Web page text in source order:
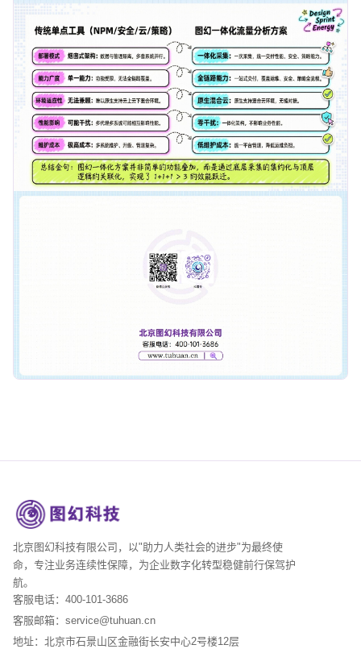
北京图幻科技有限公司，以"助力人类社会的进步"为最终使
命，专注业务连续性保障，为企业数字化转型稳健前行保驾护
航。
客服电话：400-101-3686
客服邮箱：service@tuhuan.cn
地址：北京市石景山区金融街长安中心2号楼12层